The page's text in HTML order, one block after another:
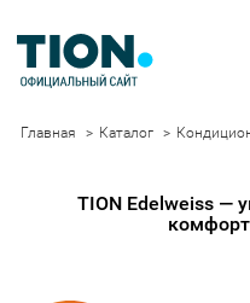
Главная Каталог
TION Edelweiss —